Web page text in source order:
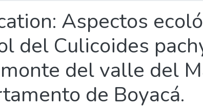
Aspectos
del Culicoides
del valle del
de Boyacá.